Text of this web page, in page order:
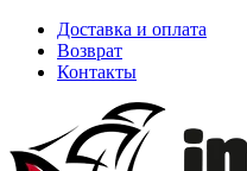
Доставка и оплата
Возврат
Контакты